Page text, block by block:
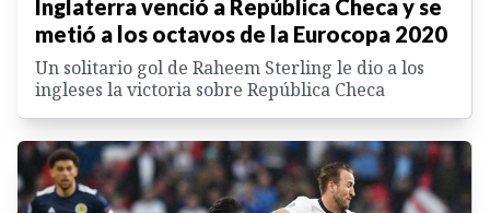
Inglaterra venció a República Checa y se
metió a los octavos de la Eurocopa 2020
Un solitario gol de Raheem Sterling le dio a los
ingleses la victoria sobre República Checa